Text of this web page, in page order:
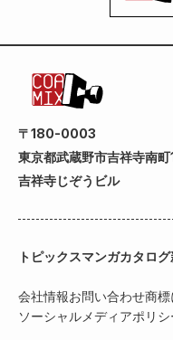
〒180-0003
東京都武蔵野市吉祥寺南
吉祥寺じぞうビル
トピックスマンガカタログ
会社情報お問い合わせ商標
ソーシャルメディアポリシ